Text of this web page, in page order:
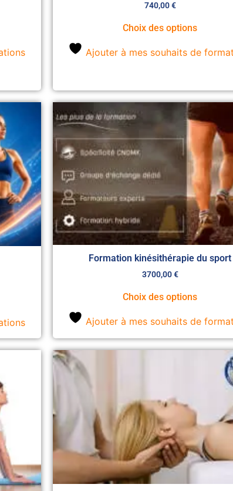
740,00€
Choix des options
Ajouter à mes souhaits de
Formation kinésithérapie du sport
3700,00€
Choix des options
Ajouter à mes souhaits de